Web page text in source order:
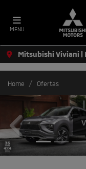
MENU
Mitsubishi Viviani |
Home Ofertas